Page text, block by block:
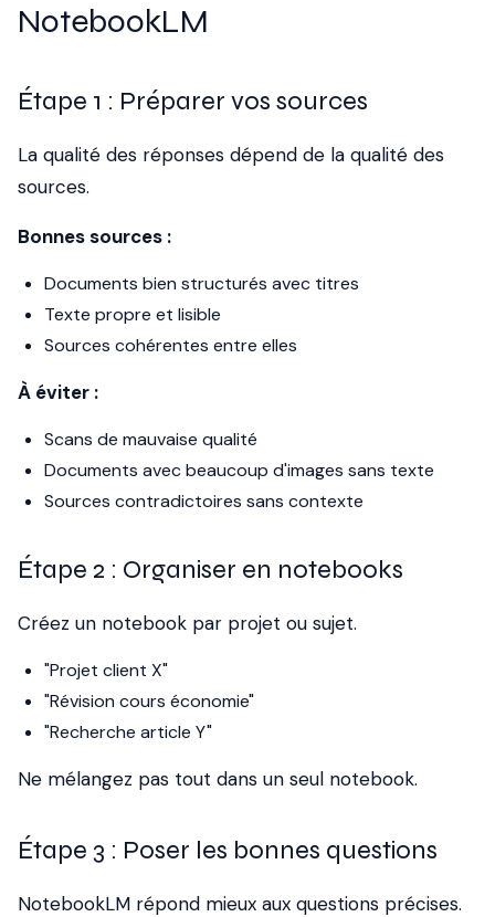
NotebookLM
Étape 1 : Préparer vos sources
La qualité des réponses dépend de la qualité des
sources.
Bonnes sources :
Documents bien structurés avec titres
Texte propre et lisible
Sources cohérentes entre elles
À éviter :
Scans de mauvaise qualité
Documents avec beaucoup d'images sans texte
Sources contradictoires sans contexte
Étape 2 : Organiser en notebooks
Créez un notebook par projet ou sujet.
"Projet client X"
"Révision cours économie"
"Recherche article Y"
Ne mélangez pas tout dans un seul notebook.
Étape 3 : Poser les bonnes questions
NotebookLM répond mieux aux questions précises.